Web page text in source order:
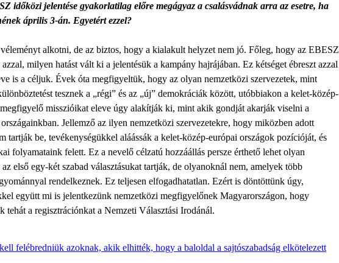
időközi jelentése gyakorlatilag előre megágyaz a csalásvádnak arra az esetre, ha
április 3-án. Egyetért ezzel?
alkotni, de az biztos, hogy a kialakult helyzet nem jó. Főleg, hogy az EBESZ
milyen hatást vált ki a jelentésük a kampány hajrájában. Ez kétséget ébreszt azzal
is a céljuk. Évek óta megfigyeltük, hogy az olyan nemzetközi szervezetek, mint
tesznek a „régi” és az „új” demokráciák között, utóbbiakon a kelet-közép-
misszióikat eleve úgy alakítják ki, mint akik gondját akarják viselni a
Jellemző az ilyen nemzetközi szervezetekre, hogy miközben adott
tartják be, tevékenységükkel aláássák a kelet-közép-európai országok pozícióját, és
folyamataink felett. Ez a nevelő célzatú hozzáállás persze érthető lehet olyan
első egy-két szabad választásukat tartják, de olyanoknál nem, amelyek több
rendelkeznek. Ez teljesen elfogadhatatlan. Ezért is döntöttünk úgy,
együtt mi is jelentkezünk nemzetközi megfigyelőnek Magyarországon, hogy
tehát a regisztrációnkat a Nemzeti Választási Irodánál.
felébredniük azoknak, akik elhitték, hogy a baloldal a sajtószabadság elkötelezett